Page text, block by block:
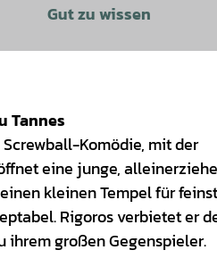
Gut zu wissen
Tannes
Komödie, mit der
eine junge,
kleinen Tempel für
Rigoros verbietet er
ihrem großen Gegenspieler.